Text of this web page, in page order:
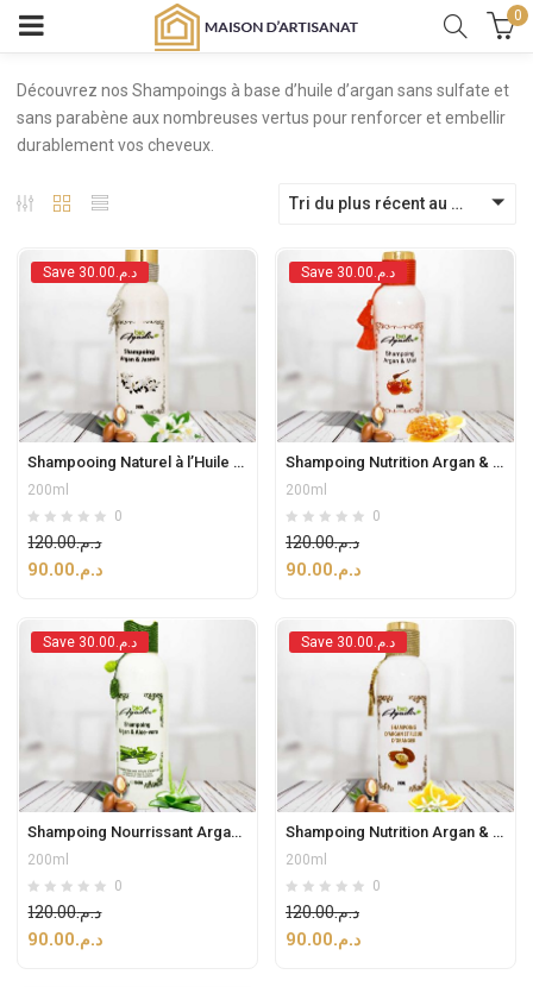
0
Découvrez nos Shampoings à base d’huile d’argan sans sulfate et
sans parabène aux nombreuses vertus pour renforcer et embellir
durablement vos cheveux.
Tri du plus récent au plus ancien
Save د.م.30.00
Shampooing Naturel à l’Huile d’Argan & Jasmin – Hydratation, Brillance & Soin Profond
200ml
0
د.م.120.00
د.م.90.00
Save د.م.30.00
Shampoing Nutrition Argan & Miel
200ml
0
د.م.120.00
د.م.90.00
Save د.م.30.00
Shampoing Nourrissant Argan & Aloe-Vera sans sulfate
200ml
0
د.م.120.00
د.م.90.00
Save د.م.30.00
Shampoing Nutrition Argan & Fleur d’oranger
200ml
0
د.م.120.00
د.م.90.00